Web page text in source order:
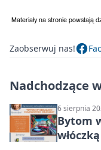
Zaobserwuj nas!
Nadchodzące
6 sierpnia
Bytom
włóczką